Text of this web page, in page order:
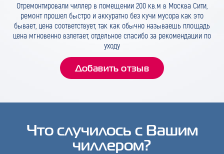
Отремонтировали чиллер в помещении 200 кв.м в Москва Сити,
ремонт прошел быстро и аккуратно без кучи мусора как это
бывает, цена соответствует, так как обычно называешь площадь
цена мгновенно взлетает, отдельное спасибо за рекомендации по
уходу
Добавить отзыв
Что случилось с Вашим
чиллером?